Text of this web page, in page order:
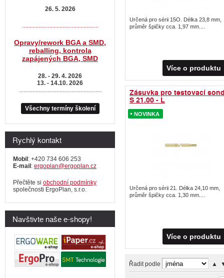
Určená pro sérii 15O. Délka 23,8 mm,
průměr špičky cca. 1,97 mm....
Více o produktu
Zásuvka pro testovací
S 21.00 - L
NOVINKA
NOVINKA
Určená pro sérii 21. Délka 24,10 mm,
průměr špičky cca. 1,30 mm....
Více o produktu
Řadit podle ▲
26. 5. 2026
...................................................
Opravy/rework BGA a SMD,
reballing, kontrola
zapájených BGA, SMD
28. - 29. 4. 2026
13. - 14.10. 2026
Všechny termíny školení
Rychlý kontakt
Mobil: +420 734 606 253
E-mail: ergoplan@ergoplan.cz
Přečtěte si obchodní podmínky
společnosti ErgoPlan, s.r.o.
Navštivte naše e-shopy!